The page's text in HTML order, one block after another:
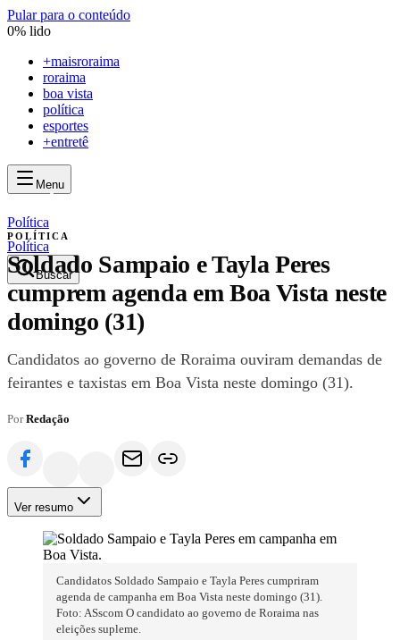
Pular para o conteúdo
0% lido
+maisroraima
roraima
boa vista
política
esportes
+entretê
Menu
maisroraima
mais
Política
Buscar
Política
POLÍTICA
Soldado Sampaio e Tayla Peres
cumprem agenda em Boa Vista neste
domingo (31)
Candidatos ao governo de Roraima ouviram demandas de
feirantes e taxistas em Boa Vista neste domingo (31).
PorRedação
Ver resumo
Candidatos Soldado Sampaio e Tayla Peres cumpriram
agenda de campanha em Boa Vista neste domingo (31).
Foto: ASscom O candidato ao governo de Roraima nas
eleições supleme.